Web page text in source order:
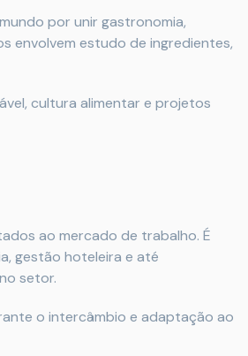
por unir gastronomia,
envolvem estudo de ingredientes,
cultura alimentar e projetos
ao mercado de trabalho. É
gestão hoteleira e até
setor.
o intercâmbio e adaptação ao